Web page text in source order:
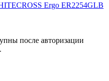
Ergo ER2254GLB
после авторизации